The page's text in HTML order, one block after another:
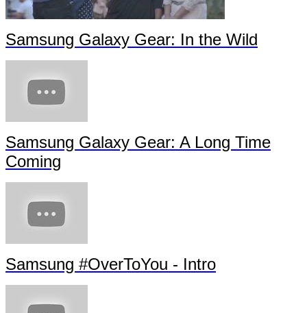
Samsung Galaxy Gear: In the Wild
Samsung Galaxy Gear: A Long Time
Coming
Samsung #OverToYou - Intro